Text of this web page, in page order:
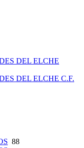
DEL ELCHE
DEL ELCHE C.F.
88